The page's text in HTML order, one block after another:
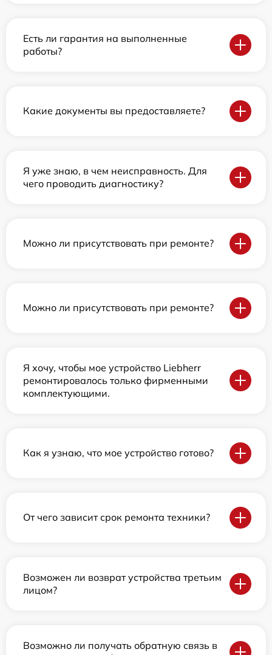
Есть ли гарантия на выполненные
работы?
Какие документы вы предоставляете?
Я уже знаю, в чем неисправность. Для
чего проводить диагностику?
Можно ли присутствовать при ремонте?
Можно ли присутствовать при ремонте?
Я хочу, чтобы мое устройство Liebherr
ремонтировалось только фирменными
комплектующими.
Как я узнаю, что мое устройство готово?
От чего зависит срок ремонта техники?
Возможен ли возврат устройства третьим
лицом?
Возможно ли получать обратную связь в